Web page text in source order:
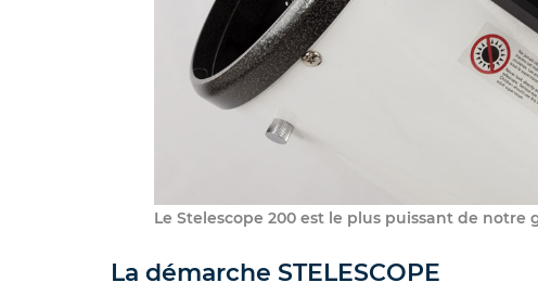
Le Stelescope 200 est le plus puissant de
La démarche STELESCOPE